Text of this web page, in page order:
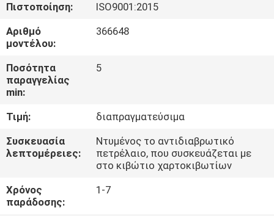
ΠΟΙΟΤΙΚΌΣ
ΈΛΕΓΧΟΣ
ΜΑΣ
ΣΕ
ΕΠΑΦΉ
ΕΙΔΉΣΕΙΣ
Πιστοποίηση:
ISO9001:2015
Αριθμό
μοντέλου:
366648
Ποσότητα
παραγγελίας
min:
5
Τιμή:
διαπραγματεύσιμα
Συσκευασία
λεπτομέρειες:
Ντυμένος το αντιδιαβρωτικό
πετρέλαιο, που συσκευάζεται με
στο κιβώτιο χαρτοκιβωτίων
Χρόνος
παράδοσης:
1-7